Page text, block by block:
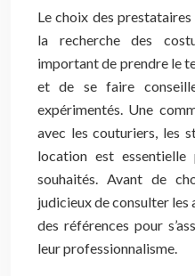
Le choix des
la recherche des
important de prendre le
et de se faire
expérimentés. Une
avec les couturiers, les
location est
souhaités. Avant de
judicieux de consulter les
des références pour
leur professionnalisme.